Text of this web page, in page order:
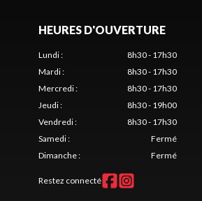
HEURES D'OUVERTURE
Lundi:
8h30 - 17h30
Mardi:
8h30 - 17h30
Mercredi:
8h30 - 17h30
Jeudi:
8h30 - 19h00
Vendredi:
8h30 - 17h30
Samedi:
Fermé
Dimanche: Fermé
Restez connecté